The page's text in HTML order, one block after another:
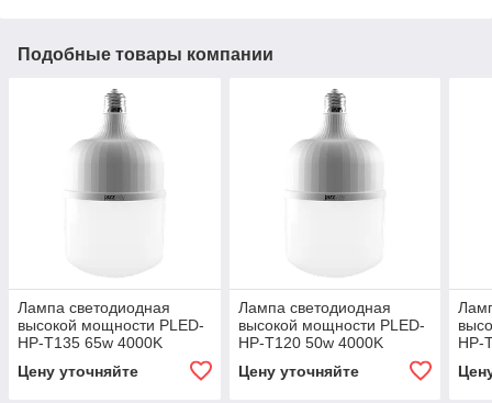
Подобные товары компании
Лампа светодиодная
высокой мощности PLED-
HP-T135 65w 4000K
Цену уточняйте
Лампа светодиодная
высокой мощности PLED-
HP-T120 50w 4000K
Цену уточняйте
HP-